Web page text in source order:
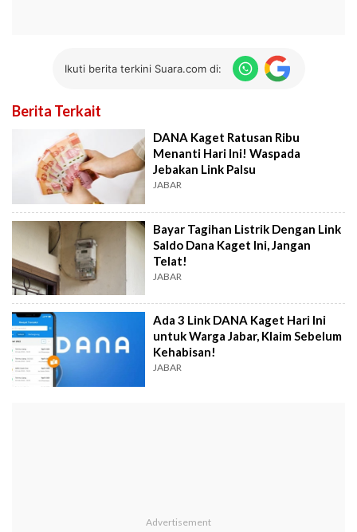
Ikuti berita terkini Suara.com di:
Berita Terkait
DANA Kaget Ratusan Ribu
Menanti Hari Ini! Waspada
Jebakan Link Palsu
JABAR
Bayar Tagihan Listrik Dengan Link
Saldo Dana Kaget Ini, Jangan
Telat!
JABAR
Ada 3 Link DANA Kaget Hari Ini
untuk Warga Jabar, Klaim Sebelum
Kehabisan!
JABAR